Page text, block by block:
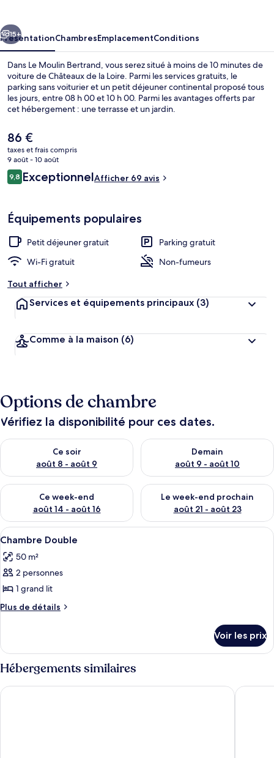
Suivant
15+
PrésentationChambresEmplacementConditions
Dans Le Moulin Bertrand, vous serez situé à moins de 10 minutes de
voiture de Châteaux de la Loire. Parmi les services gratuits, le
parking sans voiturier et un petit déjeuner continental proposé tous
les jours, entre 08 h 00 et 10 h 00. Parmi les avantages offerts par
cet hébergement : une terrasse et un jardin.
Le
prix
actuel
est
de
86 €
taxes et frais compris
9 août - 10 août
Avis
voyageurs
9,89,8 sur 10
ExceptionnelAfficher 69 avis
Équipements populaires
Petit déjeuner gratuit
Parking gratuit
Wi-Fi gratuit
Non-fumeurs
Tout afficher
Services et équipements principaux (3)
Comme à la maison (6)
Options de chambre
Vérifiez la disponibilité pour ces dates.
Ce soir
août 8 - août 9
Vérifier la disponibilité pour ce soir août 8 - août 9
Demain
août 9 - août 10
Vérifier la disponibilité pour
Ce week-end
août 14 - août 16
Vérifier la disponibilité pour ce week-end août 14 - août 16
Le week-end prochain
août 21 - août 23
Vérifier la disponibilité pour
Afficher
toutes
les
photos
pour
ce
chambre :
Chambre
Double
Une pièce avec une fenêtre, des
5
Chambre Double
50 m²
2 personnes
1 grand lit
Plus de détails
Plus
le
type
de
chambre
Chambre
Voir les prix
Hébergements similaires
Hôtellerie Les Lilas Motel -